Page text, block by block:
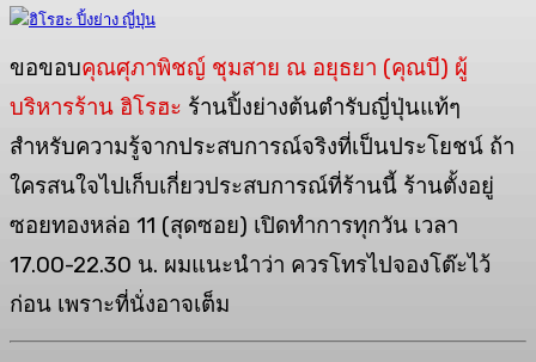
ขอขอบคุณศุภาพิชญ์ ชุมสาย ณ อยุธยา (คุณบี) ผู้
บริหารร้าน ฮิโรฮะ ร้านปิ้งย่างต้นตำรับญี่ปุ่นแท้ๆ
สำหรับความรู้จากประสบการณ์จริงที่เป็นประโยชน์ ถ้า
ใครสนใจไปเก็บเกี่ยวประสบการณ์ที่ร้านนี้ ร้านตั้งอยู่
ซอยทองหล่อ 11 (สุดซอย) เปิดทำการทุกวัน เวลา
17.00-22.30 น. ผมแนะนำว่า ควรโทรไปจองโต๊ะไว้
ก่อน เพราะที่นั่งอาจเต็ม